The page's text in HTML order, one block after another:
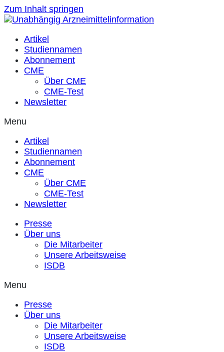
Zum Inhalt springen
Artikel
Studiennamen
Abonnement
CME
Über CME
CME-Test
Newsletter
Menu
Artikel
Studiennamen
Abonnement
CME
Über CME
CME-Test
Newsletter
Presse
Über uns
Die Mitarbeiter
Unsere Arbeitsweise
ISDB
Menu
Presse
Über uns
Die Mitarbeiter
Unsere Arbeitsweise
ISDB